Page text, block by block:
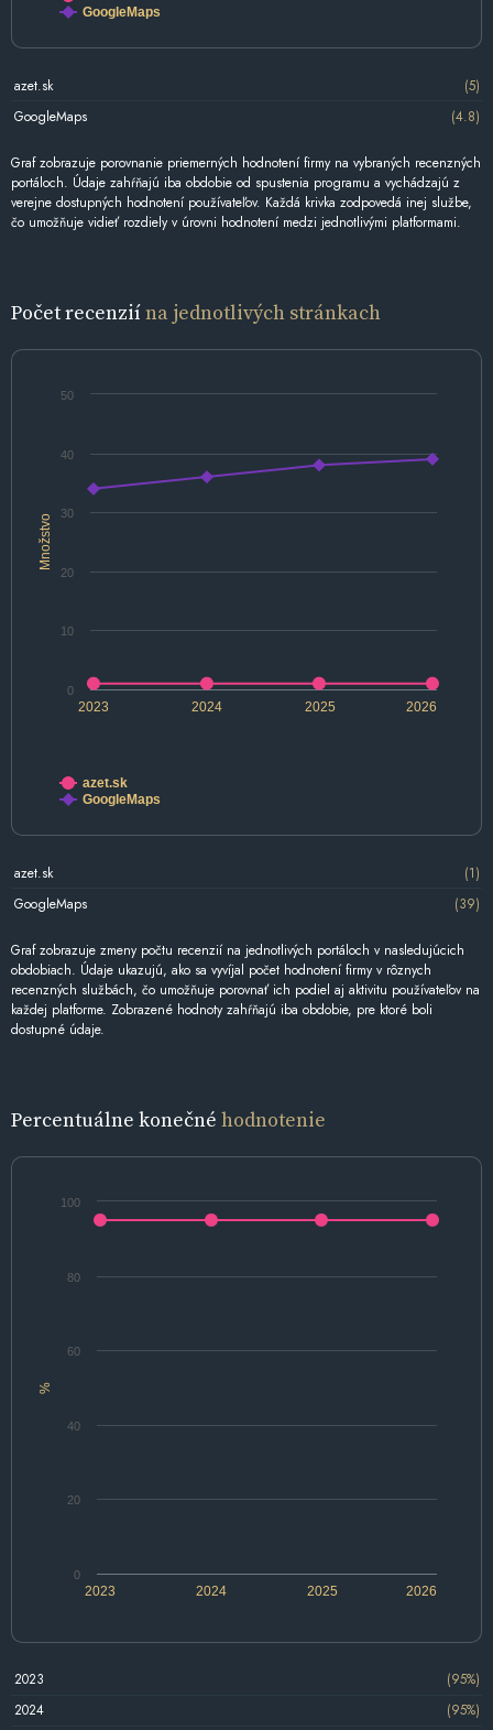
GoogleMaps
azet.sk
(5)
GoogleMaps
(4.8)
Graf zobrazuje porovnanie priemerných hodnotení firmy na vybraných recenzných
portáloch. Údaje zahŕňajú iba obdobie od spustenia programu a vychádzajú z
verejne dostupných hodnotení používateľov. Každá krivka zodpovedá inej službe,
čo umožňuje vidieť rozdiely v úrovni hodnotení medzi jednotlivými platformami.
Počet recenziína jednotlivých stránkach
Množstvo
2024 2026
2023 2025
0
10
20
30
40
50
azet.sk
GoogleMaps
azet.sk
(1)
GoogleMaps
(39)
Graf zobrazuje zmeny počtu recenzií na jednotlivých portáloch v nasledujúcich
obdobiach. Údaje ukazujú, ako sa vyvíjal počet hodnotení firmy v rôznych
recenzných službách, čo umožňuje porovnať ich podiel aj aktivitu používateľov na
každej platforme. Zobrazené hodnoty zahŕňajú iba obdobie, pre ktoré boli
dostupné údaje.
Percentuálne konečné hodnotenie
%
2024 2026
2023 2025
0
20
40
60
80
100
2023
(95%)
2024
(95%)